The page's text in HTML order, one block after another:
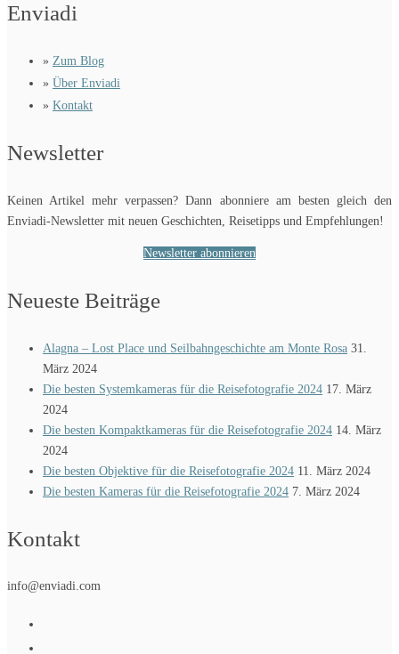
Enviadi
» Zum Blog
» Über Enviadi
» Kontakt
Newsletter
Keinen Artikel mehr verpassen? Dann abonniere am besten gleich den
Enviadi-Newsletter mit neuen Geschichten, Reisetipps und Empfehlungen!
Newsletter abonnieren
Neueste Beiträge
Alagna – Lost Place und Seilbahngeschichte am Monte Rosa 31.
März 2024
Die besten Systemkameras für die Reisefotografie 2024 17. März
2024
Die besten Kompaktkameras für die Reisefotografie 2024 14. März
2024
Die besten Objektive für die Reisefotografie 2024 11. März 2024
Die besten Kameras für die Reisefotografie 2024 7. März 2024
Kontakt
info@enviadi.com